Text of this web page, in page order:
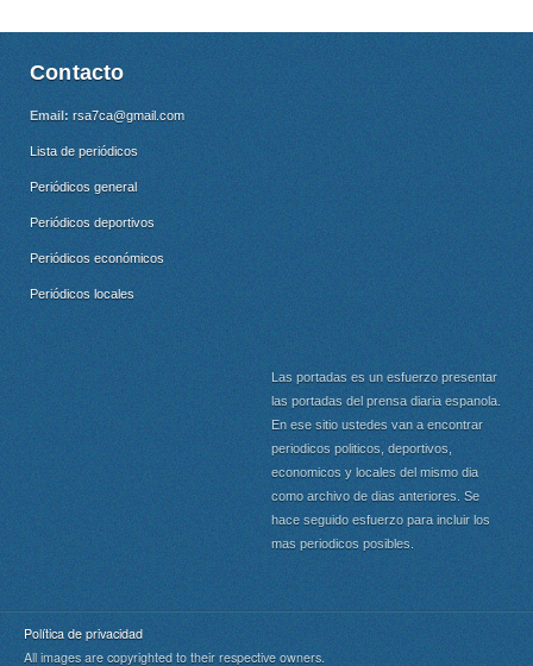
Contacto
Email: rsa7ca@gmail.com
Lista de periódicos
Periódicos general
Periódicos deportivos
Periódicos económicos
Periódicos locales
Las portadas es un esfuerzo presentar
las portadas del prensa diaria espanola.
En ese sitio ustedes van a encontrar
periodicos politicos, deportivos,
economicos y locales del mismo dia
como archivo de dias anteriores. Se
hace seguido esfuerzo para incluir los
mas periodicos posibles.
Política de privacidad
All images are copyrighted to their respective owners.